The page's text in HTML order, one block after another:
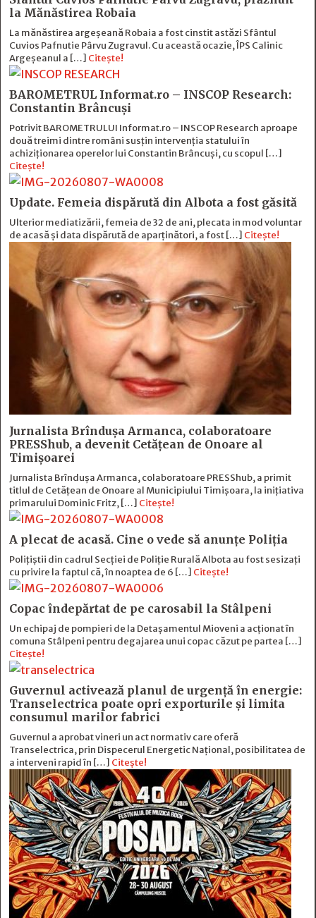
la Mănăstirea Robaia
La mănăstirea argeșeană Robaia a fost cinstit astăzi Sfântul
Cuvios Pafnutie Pârvu Zugravul. Cu această ocazie, ÎPS Calinic
Argeșeanul a […] Citește!
BAROMETRUL Informat.ro – INSCOP Research:
Constantin Brâncuși
Potrivit BAROMETRULUI Informat.ro – INSCOP Research aproape
două treimi dintre români susțin intervenția statului în
achiziționarea operelor lui Constantin Brâncuși, cu scopul […]
Citește!
Update. Femeia dispărută din Albota a fost găsită
Ulterior mediatizării, femeia de 32 de ani, plecata in mod voluntar
de acasă și data dispărută de aparținători, a fost […] Citește!
Jurnalista Brîndușa Armanca, colaboratoare
PRESShub, a devenit Cetățean de Onoare al
Timișoarei
Jurnalista Brîndușa Armanca, colaboratoare PRESShub, a primit
titlul de Cetățean de Onoare al Municipiului Timișoara, la inițiativa
primarului Dominic Fritz, […] Citește!
A plecat de acasă. Cine o vede să anunțe Poliția
Polițiștii din cadrul Secției de Poliție Rurală Albota au fost sesizați
cu privire la faptul că, în noaptea de 6 […] Citește!
Copac îndepărtat de pe carosabil la Stâlpeni
Un echipaj de pompieri de la Detașamentul Mioveni a acționat în
comuna Stâlpeni pentru degajarea unui copac căzut pe partea […]
Citește!
Guvernul activează planul de urgență în energie:
Transelectrica poate opri exporturile și limita
consumul marilor fabrici
Guvernul a aprobat vineri un act normativ care oferă
Transelectrica, prin Dispecerul Energetic Național, posibilitatea de
a interveni rapid în […] Citește!